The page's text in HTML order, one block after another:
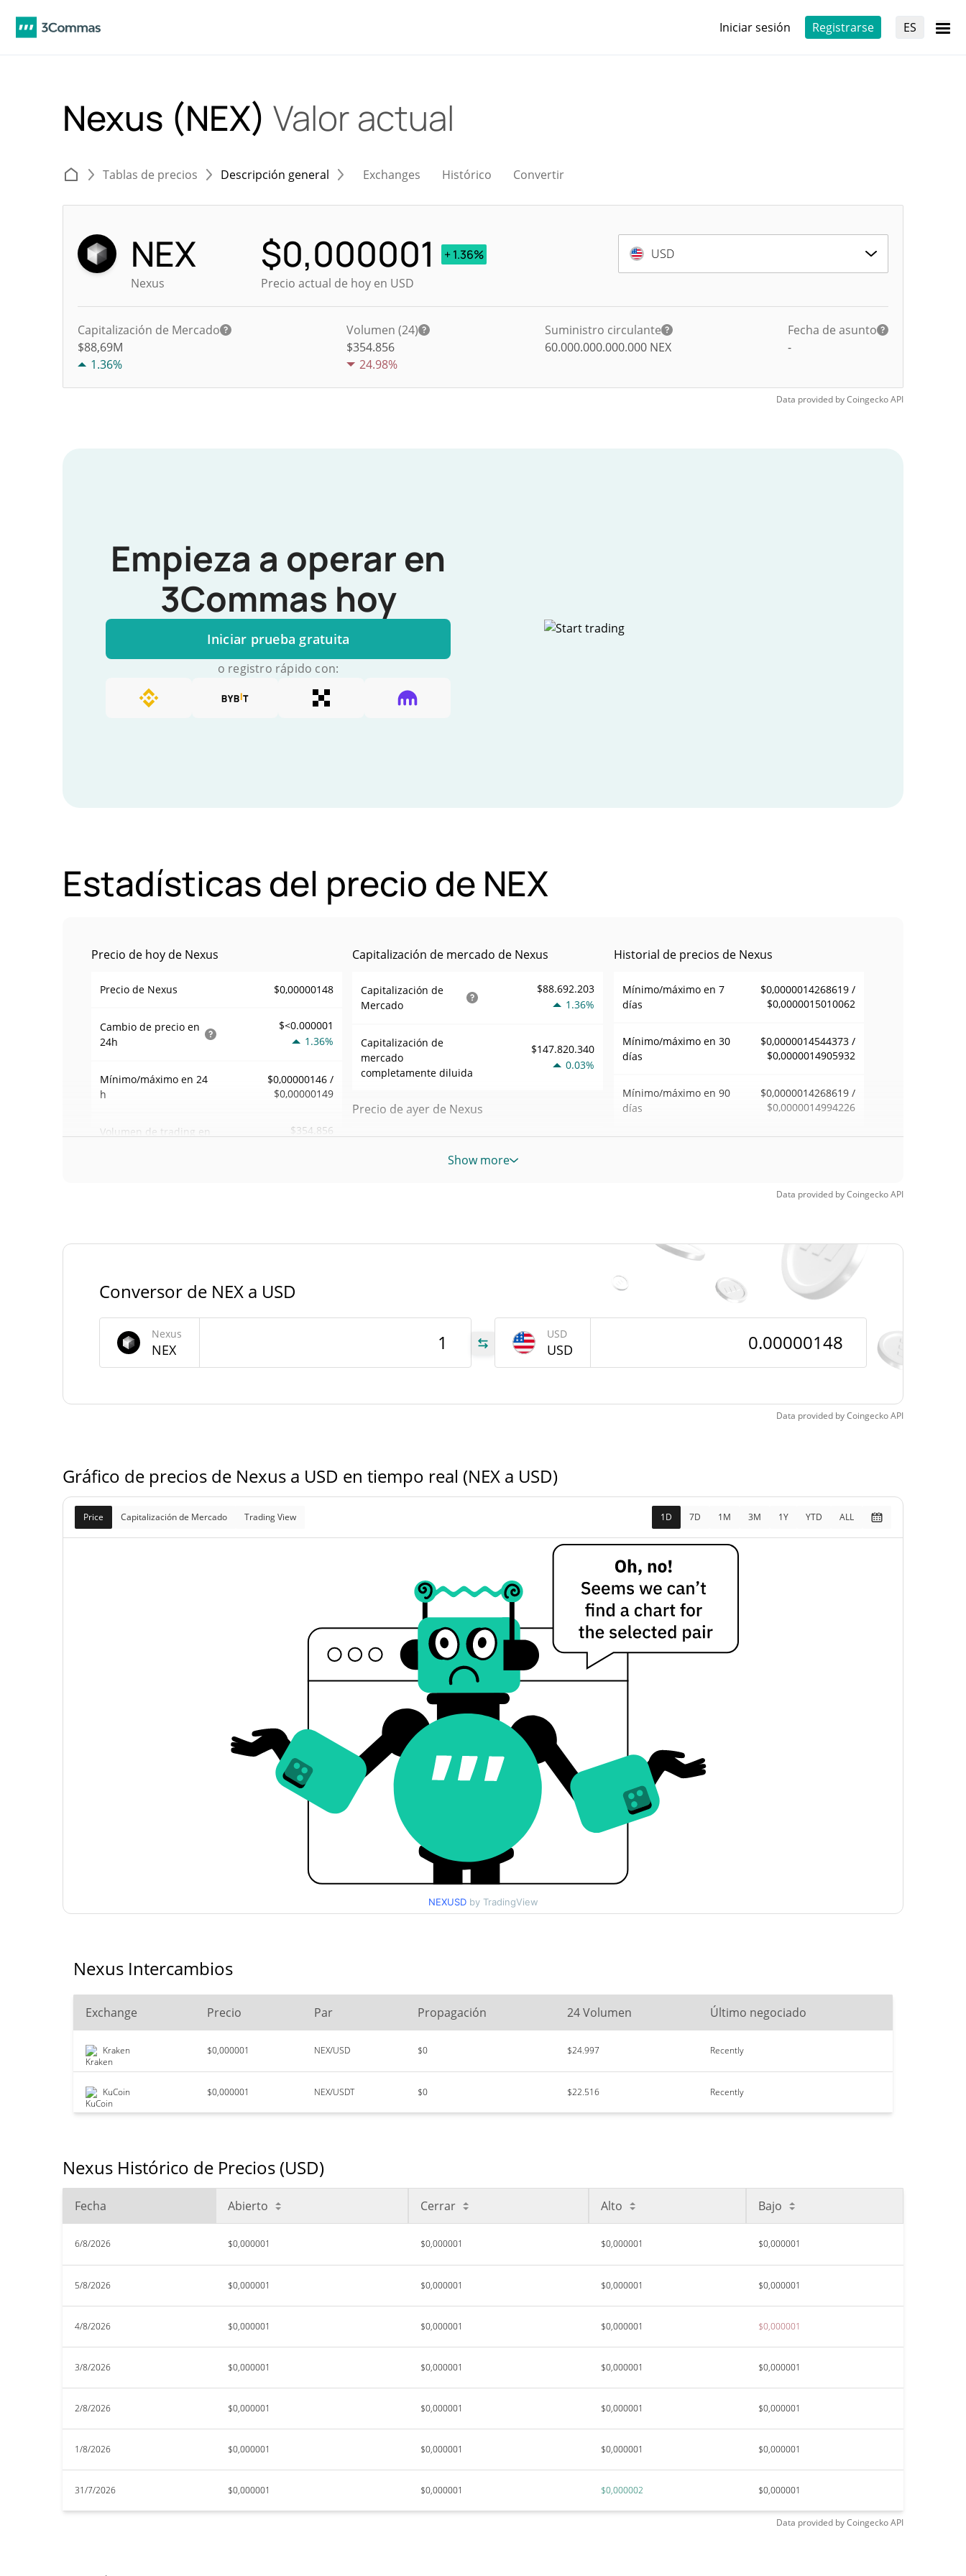
Iniciar sesión Registrarse ES
Nexus (NEX) Valor actual
Tablas de precios Descripción general Exchanges Histórico Convertir
NEX
Nexus
$0,000001
+ 1.36%
Precio actual de hoy en USD
USD
Capitalización de Mercado
$88,69M
1.36%
Volumen (24)
$354.856
24.98%
Suministro circulante
60.000.000.000.000 NEX
Fecha de asunto
-
Data provided byCoingeckoAPI
Empieza a operar en
3Commas hoy
Iniciar prueba gratuita
o registro rápido con:
Estadísticas del precio de NEX
Precio de hoy de Nexus
Precio de Nexus $0,00000148
Cambio de precio en
24h
$<0.000001
1.36%
Mínimo/máximo en 24
h
$0,00000146 /
$0,00000149
Volumen de trading en
$354.856
0,0039035503%
Rango en el mercado
Suministro de Nexus
Suministro circulante
Suministro total
NEX
Capitalización de mercado de Nexus
Capitalización de
Mercado
$88.692.203
1.36%
Capitalización de
mercado
completamente diluida
$147.820.340
0.03%
Precio de ayer de Nexus
$0,0000014788337
Cambio de ayer 0.15%
Historial de precios de Nexus
Mínimo/máximo en 7
días
$0,0000014268619 /
$0,0000015010062
Mínimo/máximo en 30
días
$0,0000014544373 /
$0,0000014905932
Mínimo/máximo en 90
días
$0,0000014268619 /
$0,0000014994226
$0,00000695
All Time Low
ago. 4, 2026 (2 days ago)
$0,00000142
3.78%
Show more
Data provided byCoingeckoAPI
Conversor de NEX a USD
Nexus
NEX
USD
USD
Data provided byCoingeckoAPI
Gráfico de precios de Nexus a USD en tiempo real (NEX a USD)
Price Capitalización de Mercado Trading View 1D 7D 1M 3M 1Y YTD ALL
NEXUSD by TradingView
Nexus Intercambios
Exchange Precio Par Propagación 24 Volumen Último negociado
Kraken $0,000001 NEX/USD $0 $24.997 Recently
KuCoin $0,000001 NEX/USDT $0 $22.516 Recently
Nexus Histórico de Precios (USD)
Fecha Abierto Cerrar Alto Bajo
6/8/2026 $0,000001 $0,000001 $0,000001 $0,000001
5/8/2026 $0,000001 $0,000001 $0,000001 $0,000001
4/8/2026 $0,000001 $0,000001 $0,000001 $0,000001
3/8/2026 $0,000001 $0,000001 $0,000001 $0,000001
2/8/2026 $0,000001 $0,000001 $0,000001 $0,000001
1/8/2026 $0,000001 $0,000001 $0,000001 $0,000001
31/7/2026 $0,000001 $0,000001 $0,000002 $0,000001
Data provided byCoingeckoAPI